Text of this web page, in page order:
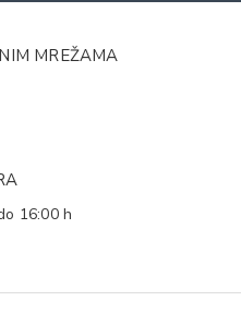
MREŽAMA
16:00 h